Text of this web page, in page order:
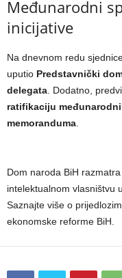
Međunarodni
inicijative
Na dnevnom redu
uputio Predstavnički
delegata. Dodatno,
ratifikaciju
memoranduma.
Dom naroda BiH
intelektualnom vlasništvu
Saznajte više o
ekonomske reforme BiH.